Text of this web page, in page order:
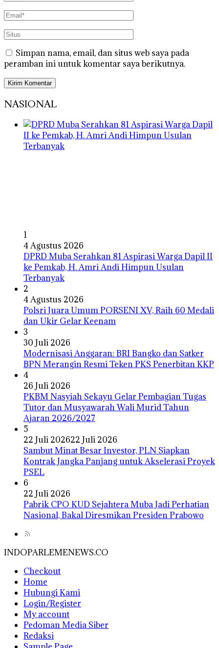
Simpan nama, email, dan situs web saya pada
peramban ini untuk komentar saya berikutnya.
NASIONAL
1
4 Agustus 2026
DPRD Muba Serahkan 81 Aspirasi Warga Dapil II
ke Pemkab, H. Amri Andi Himpun Usulan
Terbanyak
2
4 Agustus 2026
Polsri Juara Umum PORSENI XV, Raih 60 Medali
dan Ukir Gelar Keenam
3
30 Juli 2026
Modernisasi Anggaran: BRI Bangko dan Satker
BPN Merangin Resmi Teken PKS Penerbitan KKP
4
26 Juli 2026
PKBM Nasyiah Sekayu Gelar Pembagian Tugas
Tutor dan Musyawarah Wali Murid Tahun
Ajaran 2026/2027
5
22 Juli 202622 Juli 2026
Sambut Minat Besar Investor, PLN Siapkan
Kontrak Jangka Panjang untuk Akselerasi Proyek
PSEL
6
22 Juli 2026
Pabrik CPO KUD Sejahtera Muba Jadi Perhatian
Nasional, Bakal Diresmikan Presiden Prabowo
INDOPARLEMENEWS.CO
Checkout
Home
Hubungi Kami
Login/Register
My account
Pedoman Media Siber
Redaksi